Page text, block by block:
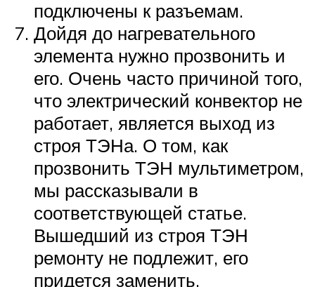
подключены к разъемам.
Дойдя до нагревательного
элемента нужно прозвонить и
его. Очень часто причиной того,
что электрический конвектор не
работает, является выход из
строя ТЭНа. О том, как
прозвонить ТЭН мультиметром,
мы рассказывали в
соответствующей статье.
Вышедший из строя ТЭН
ремонту не подлежит, его
придется заменить.